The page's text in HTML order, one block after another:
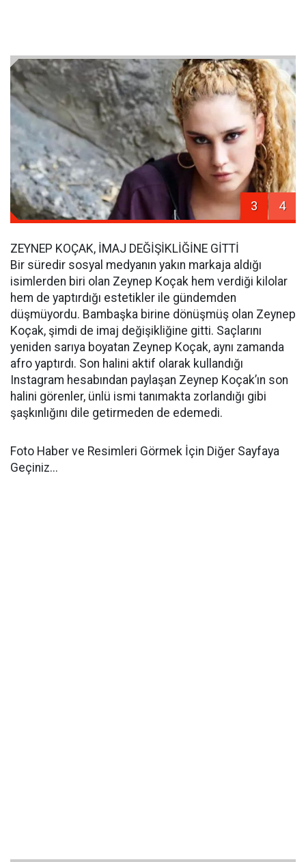
3 4
ZEYNEP KOÇAK, İMAJ DEĞİŞİKLİĞİNE GİTTİ
Bir süredir sosyal medyanın yakın markaja aldığı
isimlerden biri olan Zeynep Koçak hem verdiği kilolar
hem de yaptırdığı estetikler ile gündemden
düşmüyordu. Bambaşka birine dönüşmüş olan Zeynep
Koçak, şimdi de imaj değişikliğine gitti. Saçlarını
yeniden sarıya boyatan Zeynep Koçak, aynı zamanda
afro yaptırdı. Son halini aktif olarak kullandığı
Instagram hesabından paylaşan Zeynep Koçak’ın son
halini görenler, ünlü ismi tanımakta zorlandığı gibi
şaşkınlığını dile getirmeden de edemedi.
Foto Haber ve Resimleri Görmek İçin Diğer Sayfaya
Geçiniz...